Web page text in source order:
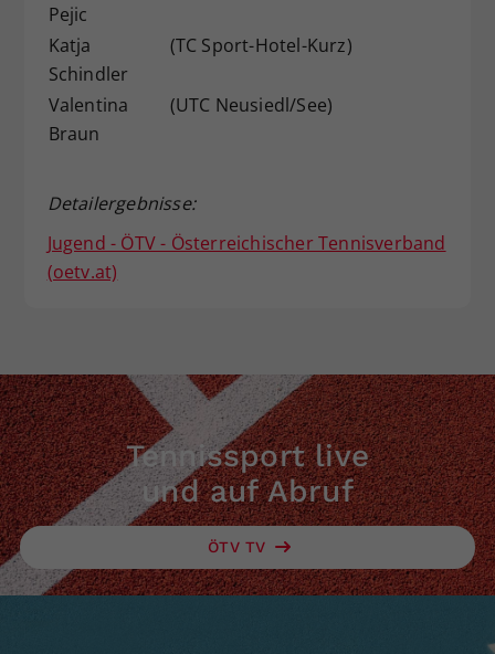
Pejic
Katja
Schindler
(TC Sport-Hotel-Kurz)
Valentina
Braun
(UTC Neusiedl/See)
Detailergebnisse:
Jugend - ÖTV - Österreichischer Tennisverband
(oetv.at)
Tennissport live
und auf Abruf
ÖTV TV